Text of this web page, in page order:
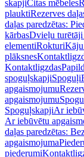
skapjiCitas mēbeles
plauktiRezerves
daļas paredzētas:
kārbasDvieļu
elementiRokturi
plāksnes
Kontaktligzdas
spoguļskapjiSpoguļi
apgaismojumu
apgaismojumu
SpoguļskapjiAr
Ar iebūvētu
daļas paredzētas:
apgaismojuma
piederumi